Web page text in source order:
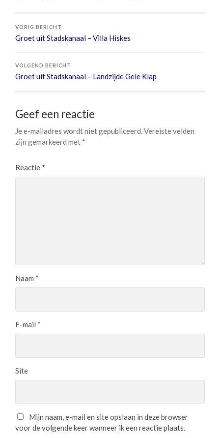
VORIG BERICHT
Groet uit Stadskanaal – Villa Hiskes
VOLGEND BERICHT
Groet uit Stadskanaal – Landzijde Gele Klap
Geef een reactie
Je e-mailadres wordt niet gepubliceerd.Vereiste velden
zijn gemarkeerd met *
Reactie *
Naam *
E-mail *
Site
Mijn naam, e-mail en site opslaan in deze browser
voor de volgende keer wanneer ik een reactie plaats.